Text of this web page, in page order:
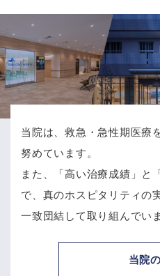
当院は、救急・急性期医療
努めています。
また、「高い治療成績」と
で、 真のホスピタリティの
一致団結して取り組んでい
当院